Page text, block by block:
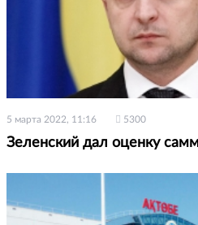
5 марта 2022, 11:16 5300
Зеленский дал оценку